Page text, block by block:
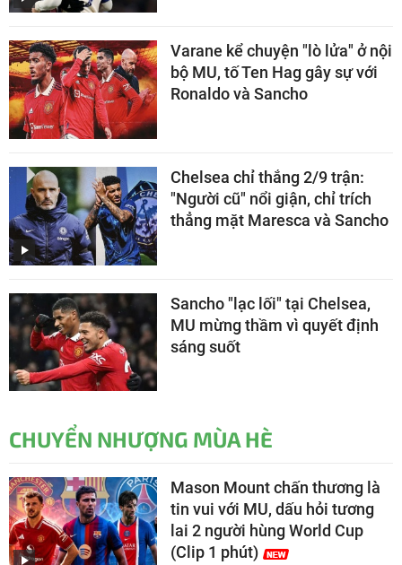
Varane kể chuyện "lò lửa" ở nội
bộ MU, tố Ten Hag gây sự với
Ronaldo và Sancho
Chelsea chỉ thắng 2/9 trận:
"Người cũ" nổi giận, chỉ trích
thẳng mặt Maresca và Sancho
Sancho "lạc lối" tại Chelsea,
MU mừng thầm vì quyết định
sáng suốt
CHUYỂN NHƯỢNG MÙA HÈ
Mason Mount chấn thương là
tin vui với MU, dấu hỏi tương
lai 2 người hùng World Cup
(Clip 1 phút)